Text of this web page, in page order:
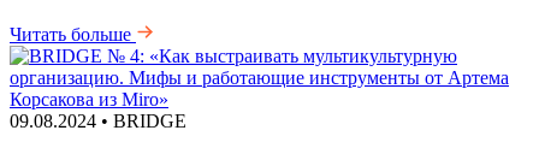
Читать больше
09.08.2024 • BRIDGE